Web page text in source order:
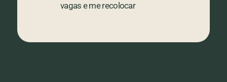
vagas e me recolocar